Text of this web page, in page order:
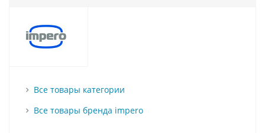
Все товары категории
Все товары бренда impero